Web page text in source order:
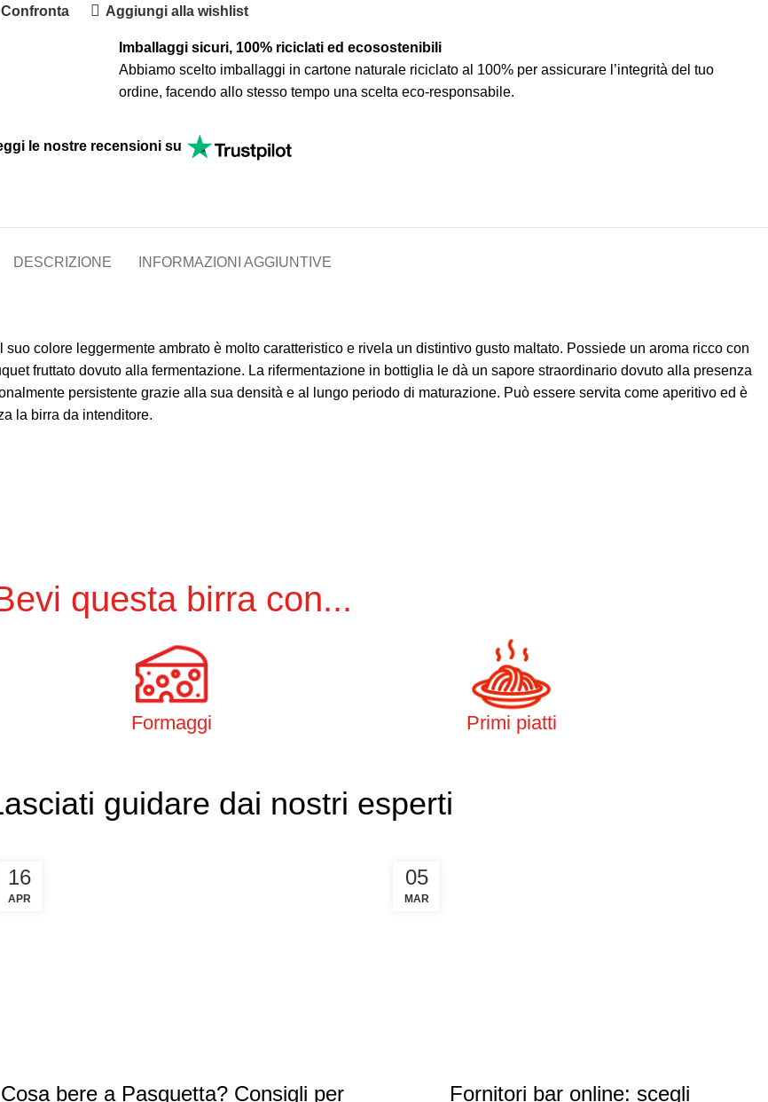
Confronta Aggiungi alla wishlist
Imballaggi sicuri, 100% riciclati ed ecosostenibili
Abbiamo scelto imballaggi in cartone naturale riciclato al 100% per assicurare l’integrità del tuo
ordine, facendo allo stesso tempo una scelta eco-responsabile.
le nostre recensioni su
DESCRIZIONE INFORMAZIONI AGGIUNTIVE
colore leggermente ambrato è molto caratteristico e rivela un distintivo gusto maltato. Possiede un aroma ricco con
fruttato dovuto alla fermentazione. La rifermentazione in bottiglia le dà un sapore straordinario dovuto alla presenza
persistente grazie alla sua densità e al lungo periodo di maturazione. Può essere servita come aperitivo ed è
la birra da intenditore.
questa birra con...
Formaggi Primi piatti
guidare dai nostri esperti
16
APR
Cosa bere a Pasquetta? Consigli per
05
MAR
Fornitori bar online: scegli